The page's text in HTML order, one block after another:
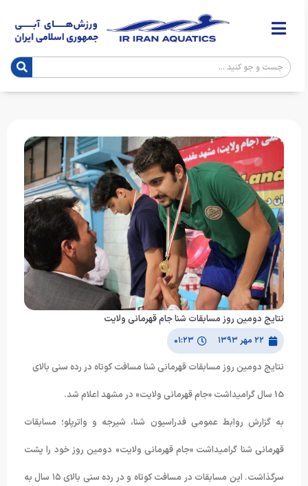
نتایج دومین روز مسابقات شنا جام قهرمانی ولایت
۲۲ مهر ۱۳۹۳ ۰۱:۲۳
نتایج دومین روز مسابقات قهرمانی شنا مسافت کوتاه در رده سنی بالای
15 سال گرامیداشت «جام قهرمانی ولایت» در مشهد اعلام شد.
به گزارش روابط عمومی فدراسیون شنا، شیرجه و واترپلو؛ مسابقات
قهرمانی شنا گرامیداشت «جام قهرمانی ولایت» دومین روز خود را پشت
سرگذاشت. این مسابقات در مسافت کوتاه و در رده سنی بالای ۱۵ سال به